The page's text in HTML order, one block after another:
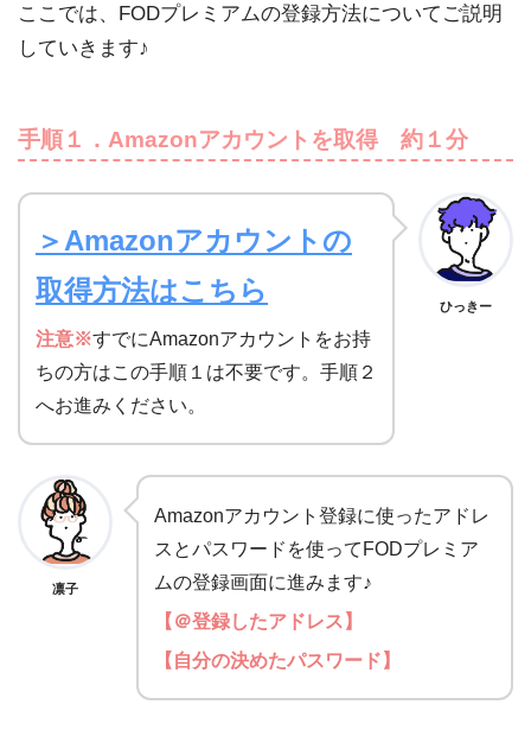
ここでは、FODプレミアムの登録方法についてご説明
していきます♪
手順１．Amazonアカウントを取得 約１分
＞Amazonアカウントの
取得方法はこちら
注意※すでにAmazonアカウントをお持
ちの方はこの手順１は不要です。手順２
へお進みください。
ひっきー
凛子
Amazonアカウント登録に使ったアドレ
スとパスワードを使ってFODプレミア
ムの登録画面に進みます♪
【＠登録したアドレス】
【自分の決めたパスワード】